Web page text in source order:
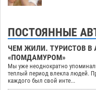
ПОСТОЯННЫЕ
ЧЕМ ЖИЛИ. ТУРИСТОВ В
«ПОМДАМУРОМ»
Мы уже неоднократно
теплый период влекла людей.
каждого был свой инте...